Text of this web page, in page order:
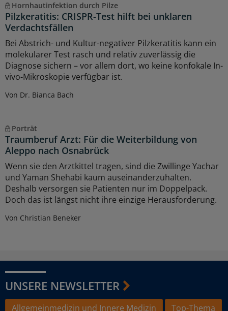
Hornhautinfektion durch Pilze
Pilzkeratitis: CRISPR-Test hilft bei unklaren
Verdachtsfällen
Bei Abstrich- und Kultur-negativer Pilzkeratitis kann ein
molekularer Test rasch und relativ zuverlässig die
Diagnose sichern – vor allem dort, wo keine konfokale In-
vivo-Mikroskopie verfügbar ist.
Von Dr. Bianca Bach
Porträt
Traumberuf Arzt: Für die Weiterbildung von
Aleppo nach Osnabrück
Wenn sie den Arztkittel tragen, sind die Zwillinge Yachar
und Yaman Shehabi kaum auseinanderzuhalten.
Deshalb versorgen sie Patienten nur im Doppelpack.
Doch das ist längst nicht ihre einzige Herausforderung.
Von Christian Beneker
UNSERE NEWSLETTER
Allgemeinmedizin und Innere Medizin
Top-Thema